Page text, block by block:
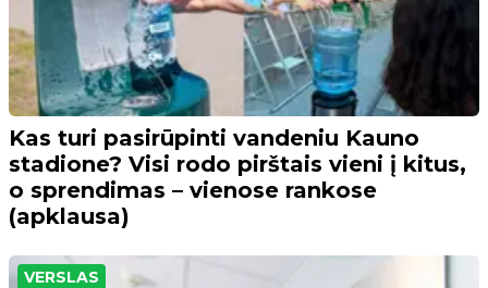
Kas turi pasirūpinti vandeniu Kauno
stadione? Visi rodo pirštais vieni į kitus,
o sprendimas – vienose rankose
(apklausa)
VERSLAS